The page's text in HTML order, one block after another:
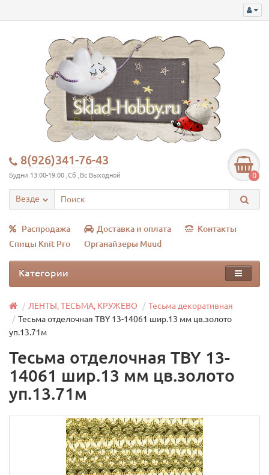
8(926)341-76-43
Будни 13:00-19:00 ,Сб ,Вс Выходной 0
Везде
Распродажа Доставка и оплата
Контакты
Спицы Knit Pro
Органайзеры Muud
Категории
ЛЕНТЫ, ТЕСЬМА, КРУЖЕВО
Тесьма декоративная
Тесьма отделочная TBY 13-14061 шир.13 мм цв.золото
уп.13.71м
Тесьма отделочная TBY 13-
14061 шир.13 мм цв.золото
уп.13.71м